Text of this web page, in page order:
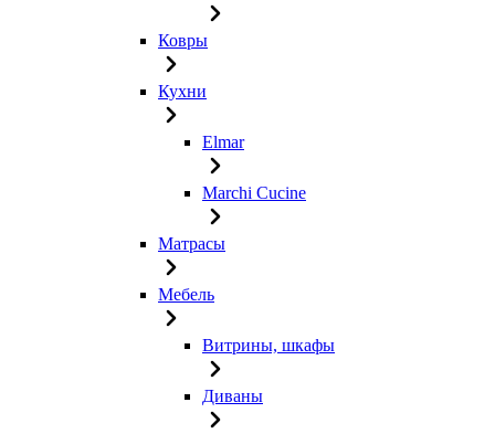
Ковры
Кухни
Elmar
Marchi Cucine
Матрасы
Мебель
Витрины, шкафы
Диваны